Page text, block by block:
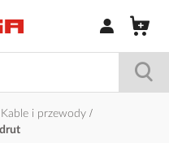
Zaloguj się /
Kable i przewody